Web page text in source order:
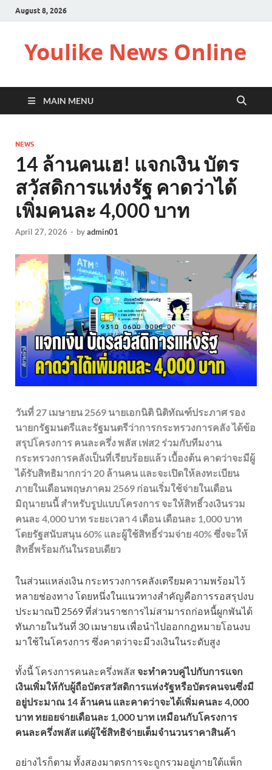
August 8, 2026
Youlike News Online
MAIN MENU
NEWS
14 ล้านคนเฮ! แจกเงิน บัตร
สวัสดิการแห่งรัฐ คาดว่าได้
เพิ่มคนละ 4,000 บาท
April 27, 2026 - byadmin01
วันที่ 27 เมษายน 2569 นายเอกนิติ นิติทัณฑ์ประภาศ รอง
นายกรัฐมนตรีและรัฐมนตรีว่าการกระทรวงการคลัง ได้ข้อ
สรุปโครงการ คนละครึ่ง พลัส เฟส2 ร่วมกับทีมงาน
กระทรวงการคลังเป็นที่เรียบร้อยแล้ว เบื้องต้น คาดว่าจะมีผู้
ได้รับสิทธิมากกว่า 20 ล้านคน และจะเปิดให้ลงทะเบียน
ภายในเดือนพฤษภาคม 2569 ก่อนเริ่มใช้จ่ายในเดือน
มิถุนายนนี้ สำหรับรูปแบบโครงการ จะให้สิทธิ์วงเงินรวม
คนละ 4,000 บาท ระยะเวลา 4 เดือน เดือนละ 1,000 บาท
โดยรัฐสนับสนุน 60% และผู้ใช้สิทธิ์ร่วมจ่าย 40% ซึ่งจะให้
สิทธิ์พร้อมกันในรอบเดียว
ในส่วนแหล่งเงิน กระทรวงการคลังเตรียมความพร้อมไว้
หลายช่องทาง โดยหนึ่งในแนวทางสำคัญคือการรอสรุปงบ
ประมาณปี 2569 ที่ส่วนราชการไม่สามารถก่อหนี้ผูกพันได้
ทันภายในวันที่ 30 เมษายน เพื่อนำไปออกกฎหมายโอนงบ
มาใช้ในโครงการ ซึ่งคาดว่าจะมีวงเงินในระดับสูง
ทั้งนี้ โครงการคนละครึ่งพลัสจะทำควบคู่ไปกับการแจก
เงินเพิ่มให้กับผู้ถือบัตรสวัสดิการแห่งรัฐหรือบัตรคนจนซึ่งมี
อยู่ประมาณ 14 ล้านคน และคาดว่าจะได้เพิ่มคนละ 4,000
บาท ทยอยจ่ายเดือนละ 1,000 บาท เหมือนกับโครงการ
คนละครึ่งพลัส แต่ผู้ใช้สิทธิจ่ายเต็มจำนวนราคาสินค้า
อย่างไรก็ตาม ทั้งสองมาตรการจะถูกรวมอยู่ภายใต้แพ็ก